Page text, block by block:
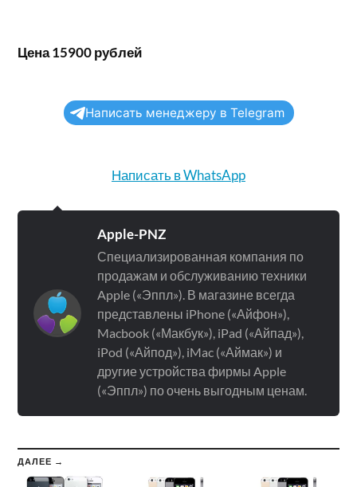
Цена 15900 рублей
Написать менеджеру в Telegram
Написать в WhatsApp
Apple-PNZ
Специализированная компания по
продажам и обслуживанию техники
Apple («Эппл»). В магазине всегда
представлены iPhone («Айфон»),
Macbook («Макбук»), iPad («Айпад»),
iPod («Айпод»), iMac («Аймак») и
другие устройства фирмы Apple
(«Эппл») по очень выгодным ценам.
ДАЛЕЕ →